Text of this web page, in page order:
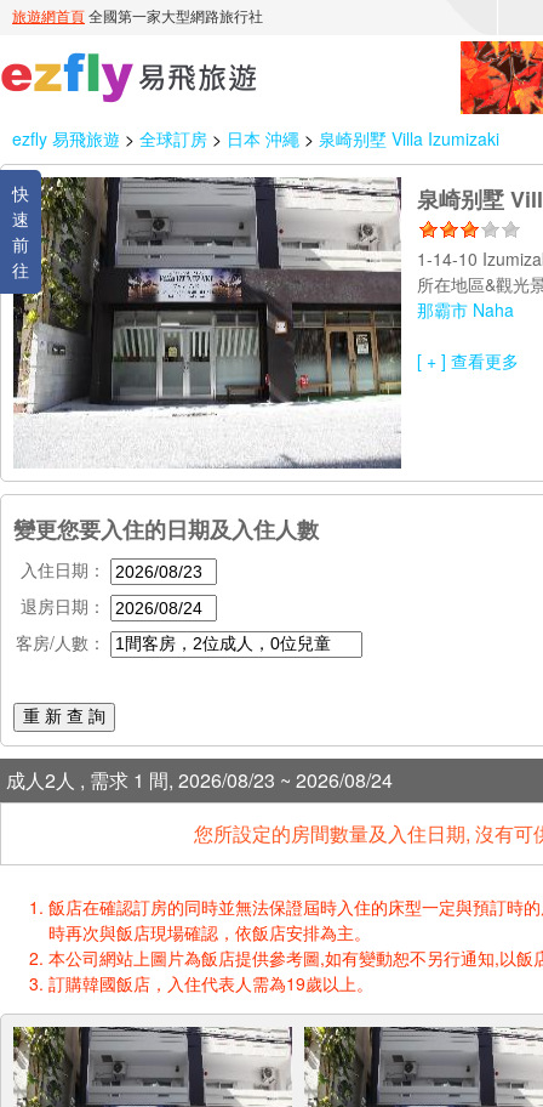
ezfly 易飛旅遊 > 全球訂房 > 日本 沖繩 > 泉崎别墅 Villa Izumizaki
快
速
前
往
泉崎别墅
1-14-10
所在地區&觀光
那霸市 Naha
[ + ] 查看更多
變更您要入住的日期及入住人數
入住日期：
退房日期：
客房/人數：
重 新 查 詢
成人2人 , 需求 1 間, 2026/08/23 ~ 2026/08/24
您所設定的房間數量及入住日期, 沒有
飯店在確認訂房的同時並無法保證屆時入住的床型一定與預訂時
時再次與飯店現場確認，依飯店安排為主。
本公司網站上圖片為飯店提供參考圖,如有變動恕不另行通知,以飯
訂購韓國飯店，入住代表人需為19歲以上。